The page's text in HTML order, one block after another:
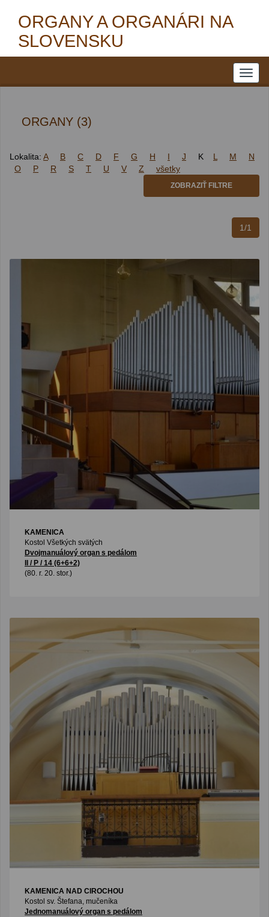
ORGANY A ORGANÁRI NA
SLOVENSKU
ORGANY (3)
Lokalita: A B C D F G H I J K L M
N
O
P R S T U V Z všetky
ZOBRAZIŤ FILTRE
1/1
KAMENICA
Kostol Všetkých svätých
Dvojmanuálový organ s pedálom
II / P / 14 (6+6+2)
(80. r. 20. stor.)
KAMENICA NAD CIROCHOU
Kostol sv. Štefana, mučeníka
Jednomanuálový organ s pedálom